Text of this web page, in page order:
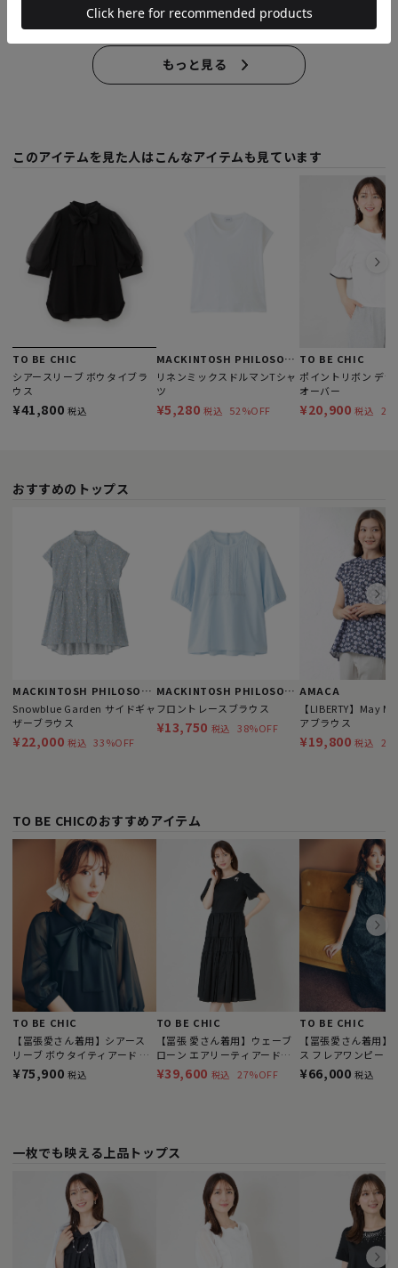
Wear It Now -On Sale - 今の気分で選ぶ、セールアイテム
もっと見る
このアイテムを見た人はこんなアイテムも見ています
TO BE CHIC
シアースリーブ ボウタイブラ
ウス
¥41,800 税込
MACKINTOSH PHILOSOPHY
リネンミックスドルマンTシャ
ツ
¥5,280 税込 52%OFF
TO BE CHIC
ポイントリボン デザ
オーバー
¥20,900 税込
おすすめのトップス
MACKINTOSH PHILOSOPHY
Snowblue Garden サイドギャ
ザーブラウス
¥22,000 税込 33%OFF
MACKINTOSH PHILOSOPHY
フロントレースブラウス
¥13,750 税込 38%OFF
AMACA
【LIBERTY】May
アブラウス
¥19,800 税込
TO BE CHICのおすすめアイテム
TO BE CHIC
【冨張愛さん着用】シアース
リーブ ボウタイティアード ワ
ンピース
¥75,900 税込
TO BE CHIC
【冨張 愛さん着用】ウェーブ
ローン エアリーティアードド
レス
¥39,600 税込 27%OFF
TO BE CHIC
【冨張愛さん着用】
ス フレアワンピース
¥66,000 税込
一枚でも映える上品トップス